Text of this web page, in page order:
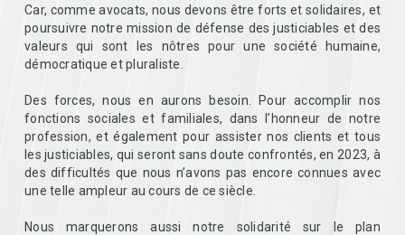
Car, comme avocats, nous devons être forts et solidaires, et
poursuivre notre mission de défense des justiciables et des
valeurs qui sont les nôtres pour une société humaine,
démocratique et pluraliste.
Des forces, nous en aurons besoin. Pour accomplir nos
fonctions sociales et familiales, dans l’honneur de notre
profession, et également pour assister nos clients et tous
les justiciables, qui seront sans doute confrontés, en 2023, à
des difficultés que nous n’avons pas encore connues avec
une telle ampleur au cours de ce siècle.
Nous marquerons aussi notre solidarité sur le plan